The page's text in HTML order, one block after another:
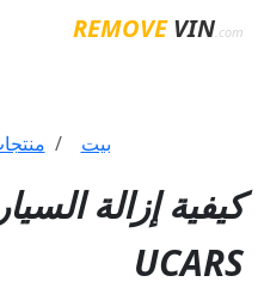
REMOVEVIN.com
بيت
كيفية إزالة
UCARS